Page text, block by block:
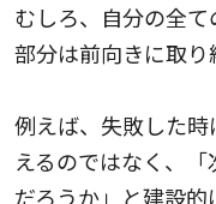
むしろ、自分の全
部分は前向きに取り
例えば、失敗した
えるのではなく、
だろうか」と建設的